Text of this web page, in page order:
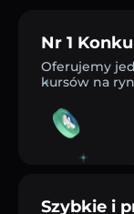
Nr 1
Oferujemy
kursów na
Szybkie i